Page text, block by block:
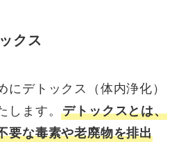
クス
にデトックス（体内浄化）
します。デトックスとは、
要な毒素や老廃物を排出